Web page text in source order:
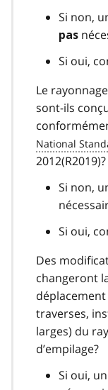
Si non,
pas
Si oui,
Le
sont-ils
2012(R2019)?
Si non,
Si oui,
Des
changeront
déplacement
traverses,
larges) du
d’empilage?
Si oui, un